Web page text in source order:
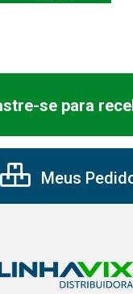
se para
Meus